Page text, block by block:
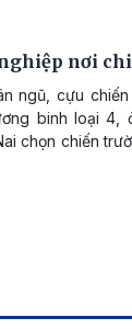
nơi
ngũ, cựu
binh loại 4,
chọn chiến